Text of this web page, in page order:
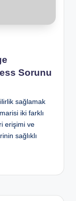
Sorunu
sağlamak
iki farklı
erişimi ve
sağlıklı